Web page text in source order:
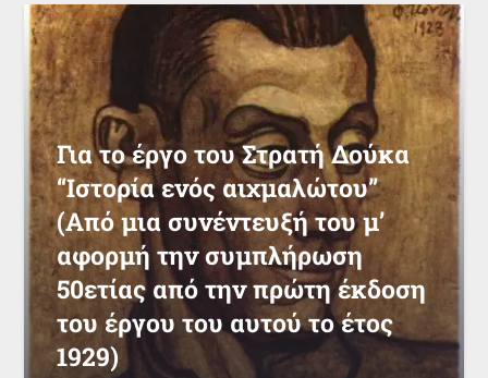
Για το έργο του Στρατή Δούκα
“Ιστορία ενός αιχμαλώτου”
(Από μια συνέντευξή του μ’
αφορμή την συμπλήρωση
50ετίας από την πρώτη έκδοση
του έργου του αυτού το έτος
1929)